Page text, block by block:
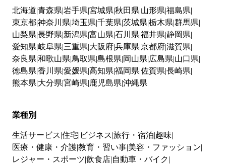
北海道 青森県 岩手県 宮城県 秋田県 山形県 福島県
東京都神奈川県 埼玉県 千葉県 茨城県 栃木県 群馬県
山梨県 長野県 新潟県 富山県 石川県 福井県 静岡県
愛知県 岐阜県 三重県 大阪府兵庫県 京都府滋賀県
奈良県 和歌山県 鳥取県 島根県 岡山県 広島県 山口県
徳島県 香川県 愛媛県 高知県 福岡県 佐賀県 長崎県
熊本県 大分県 宮崎県 鹿児島県 沖縄県
業種別
生活サービス 住宅 ビジネス 旅行・宿泊 趣味
医療・健康・介護教育・習い事 美容・ファッション
レジャー・スポーツ 飲食店 自動車・バイク